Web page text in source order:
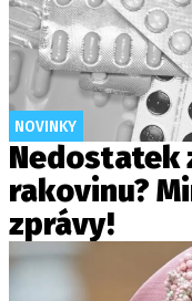
NOVINKY
Nedostatek
rakovinu?
zprávy!